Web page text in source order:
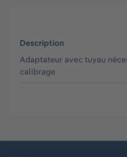
Description
Adaptateur avec tuyau
calibrage